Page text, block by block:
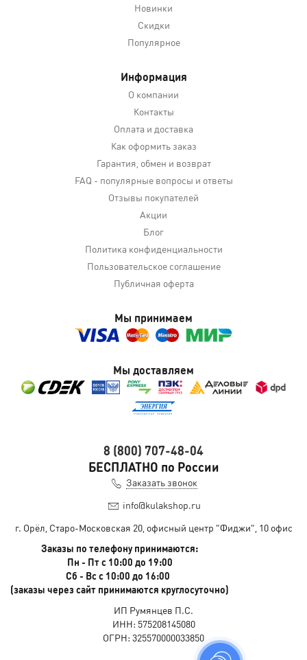
Новинки
Скидки
Популярное
Информация
О компании
Контакты
Оплата и доставка
Как оформить заказ
Гарантия, обмен и возврат
FAQ - популярные вопросы и ответы
Отзывы покупателей
Акции
Блог
Политика конфиденциальности
Пользовательское соглашение
Публичная оферта
Мы принимаем
Мы доставляем
8 (800) 707-48-04
БЕСПЛАТНО по России
Заказать звонок
info@kulakshop.ru
г. Орёл, Старо-Московская 20, офисный центр "Фиджи", 10 офис
Заказы по телефону принимаются:
Пн - Пт с 10:00 до 19:00
Сб - Вс с 10:00 до 16:00
(заказы через сайт принимаются круглосуточно)
ИП Румянцев П.С.
ИНН: 575208145080
ОГРН: 325570000033850